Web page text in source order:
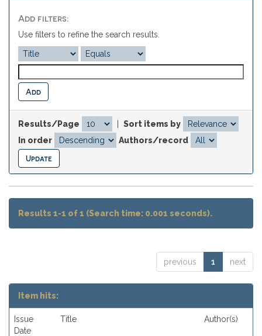
Add filters:
Use filters to refine the search results.
Results/Page
Sort items by
In order
Authors/record
Results 1-1 of 1 (Search time: 0.001 seconds).
previous 1 next
Item hits:
Issue
Date
Title Author(s)